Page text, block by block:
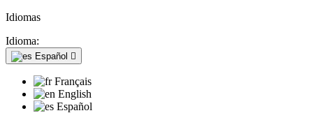
Idiomas
Idioma:
Español 
Français
English
Español